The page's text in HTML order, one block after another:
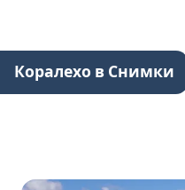
Коралехо в Снимки